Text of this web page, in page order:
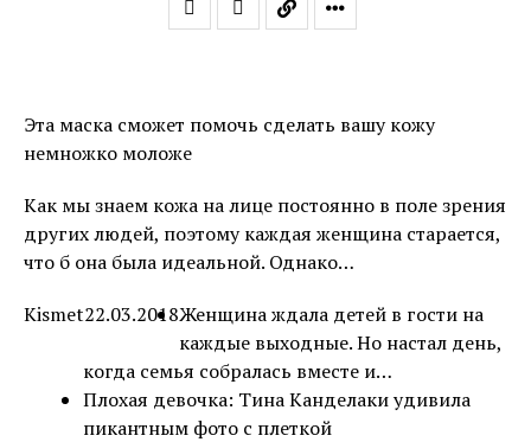
Эта маска сможет помочь сделать вашу кожу
немножко моложе
Как мы знаем кожа на лице постоянно в поле зрения
других людей, поэтому каждая женщина старается,
что б она была идеальной. Однако…
Kismet22.03.2018Женщина ждала детей в гости на
каждые выходные. Но настал день,
когда семья собралась вместе и…
Плохая девочка: Тина Канделаки удивила
пикантным фото с плеткой